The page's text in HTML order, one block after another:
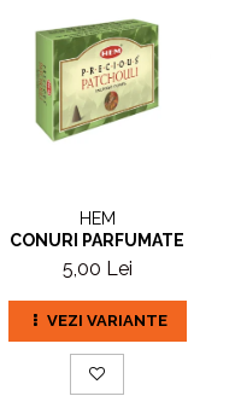
HEM
CONURI PARFUMATE
5,00 Lei
VEZI VARIANTE